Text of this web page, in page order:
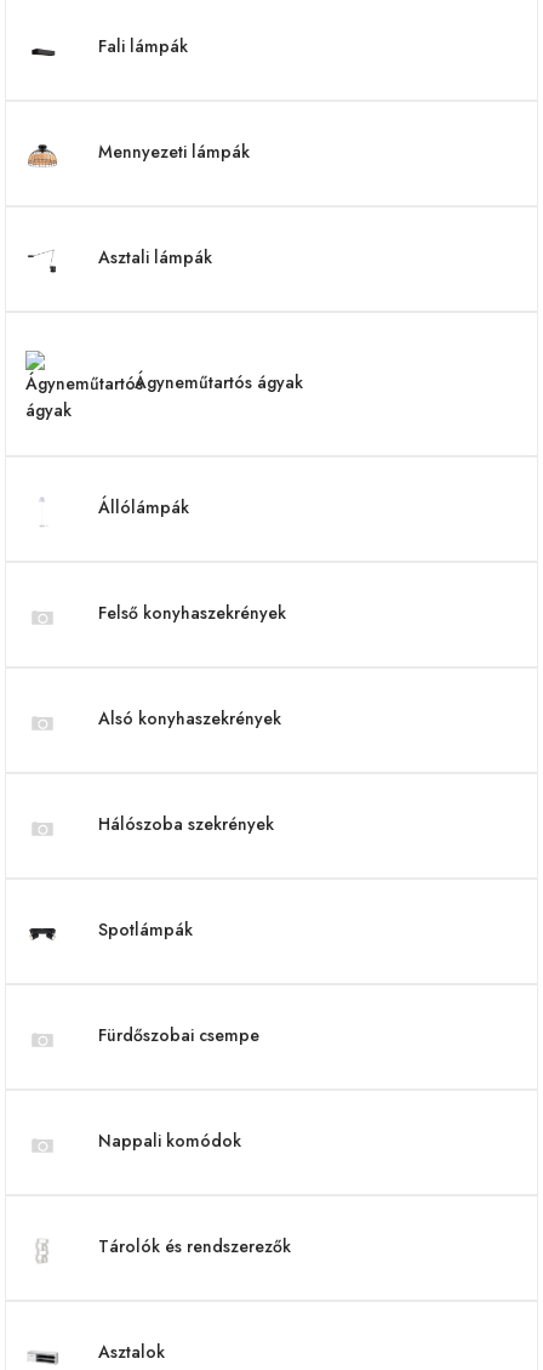
Fali lámpák
Mennyezeti lámpák
Asztali lámpák
Ágyneműtartós ágyak
Állólámpák
Felső konyhaszekrények
Alsó konyhaszekrények
Hálószoba szekrények
Spotlámpák
Fürdőszobai csempe
Nappali komódok
Tárolók és rendszerezők
Asztalok